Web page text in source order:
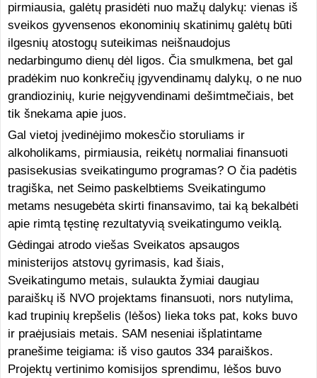
pirmiausia, galėtų prasidėti nuo mažų dalykų: vienas iš
sveikos gyvensenos ekonominių skatinimų galėtų būti
ilgesnių atostogų suteikimas neišnaudojus
nedarbingumo dienų dėl ligos. Čia smulkmena, bet gal
pradėkim nuo konkrečių įgyvendinamų dalykų, o ne nuo
grandiozinių, kurie neįgyvendinami dešimtmečiais, bet
tik šnekama apie juos.
Gal vietoj įvedinėjimo mokesčio storuliams ir
alkoholikams, pirmiausia, reikėtų normaliai finansuoti
pasisekusias sveikatingumo programas? O čia padėtis
tragiška, net Seimo paskelbtiems Sveikatingumo
metams nesugebėta skirti finansavimo, tai ką bekalbėti
apie rimtą tęstinę rezultatyvią sveikatingumo veiklą.
Gėdingai atrodo viešas Sveikatos apsaugos
ministerijos atstovų gyrimasis, kad šiais,
Sveikatingumo metais, sulaukta žymiai daugiau
paraiškų iš NVO projektams finansuoti, nors nutylima,
kad trupinių krepšelis (lėšos) lieka toks pat, koks buvo
ir praėjusiais metais. SAM neseniai išplatintame
pranešime teigiama: iš viso gautos 334 paraiškos.
Projektų vertinimo komisijos sprendimu, lėšos buvo